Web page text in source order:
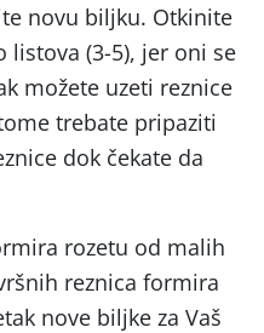
novu biljku. Otkinite
(3-5), jer oni se
možete uzeti reznice
trebate pripaziti
dok čekate da
rozetu od malih
reznica formira
nove biljke za Vaš